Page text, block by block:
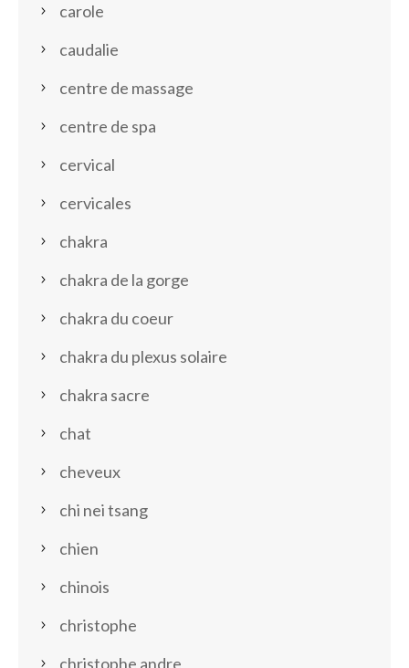
carole
caudalie
centre de massage
centre de spa
cervical
cervicales
chakra
chakra de la gorge
chakra du coeur
chakra du plexus solaire
chakra sacre
chat
cheveux
chi nei tsang
chien
chinois
christophe
christophe andre